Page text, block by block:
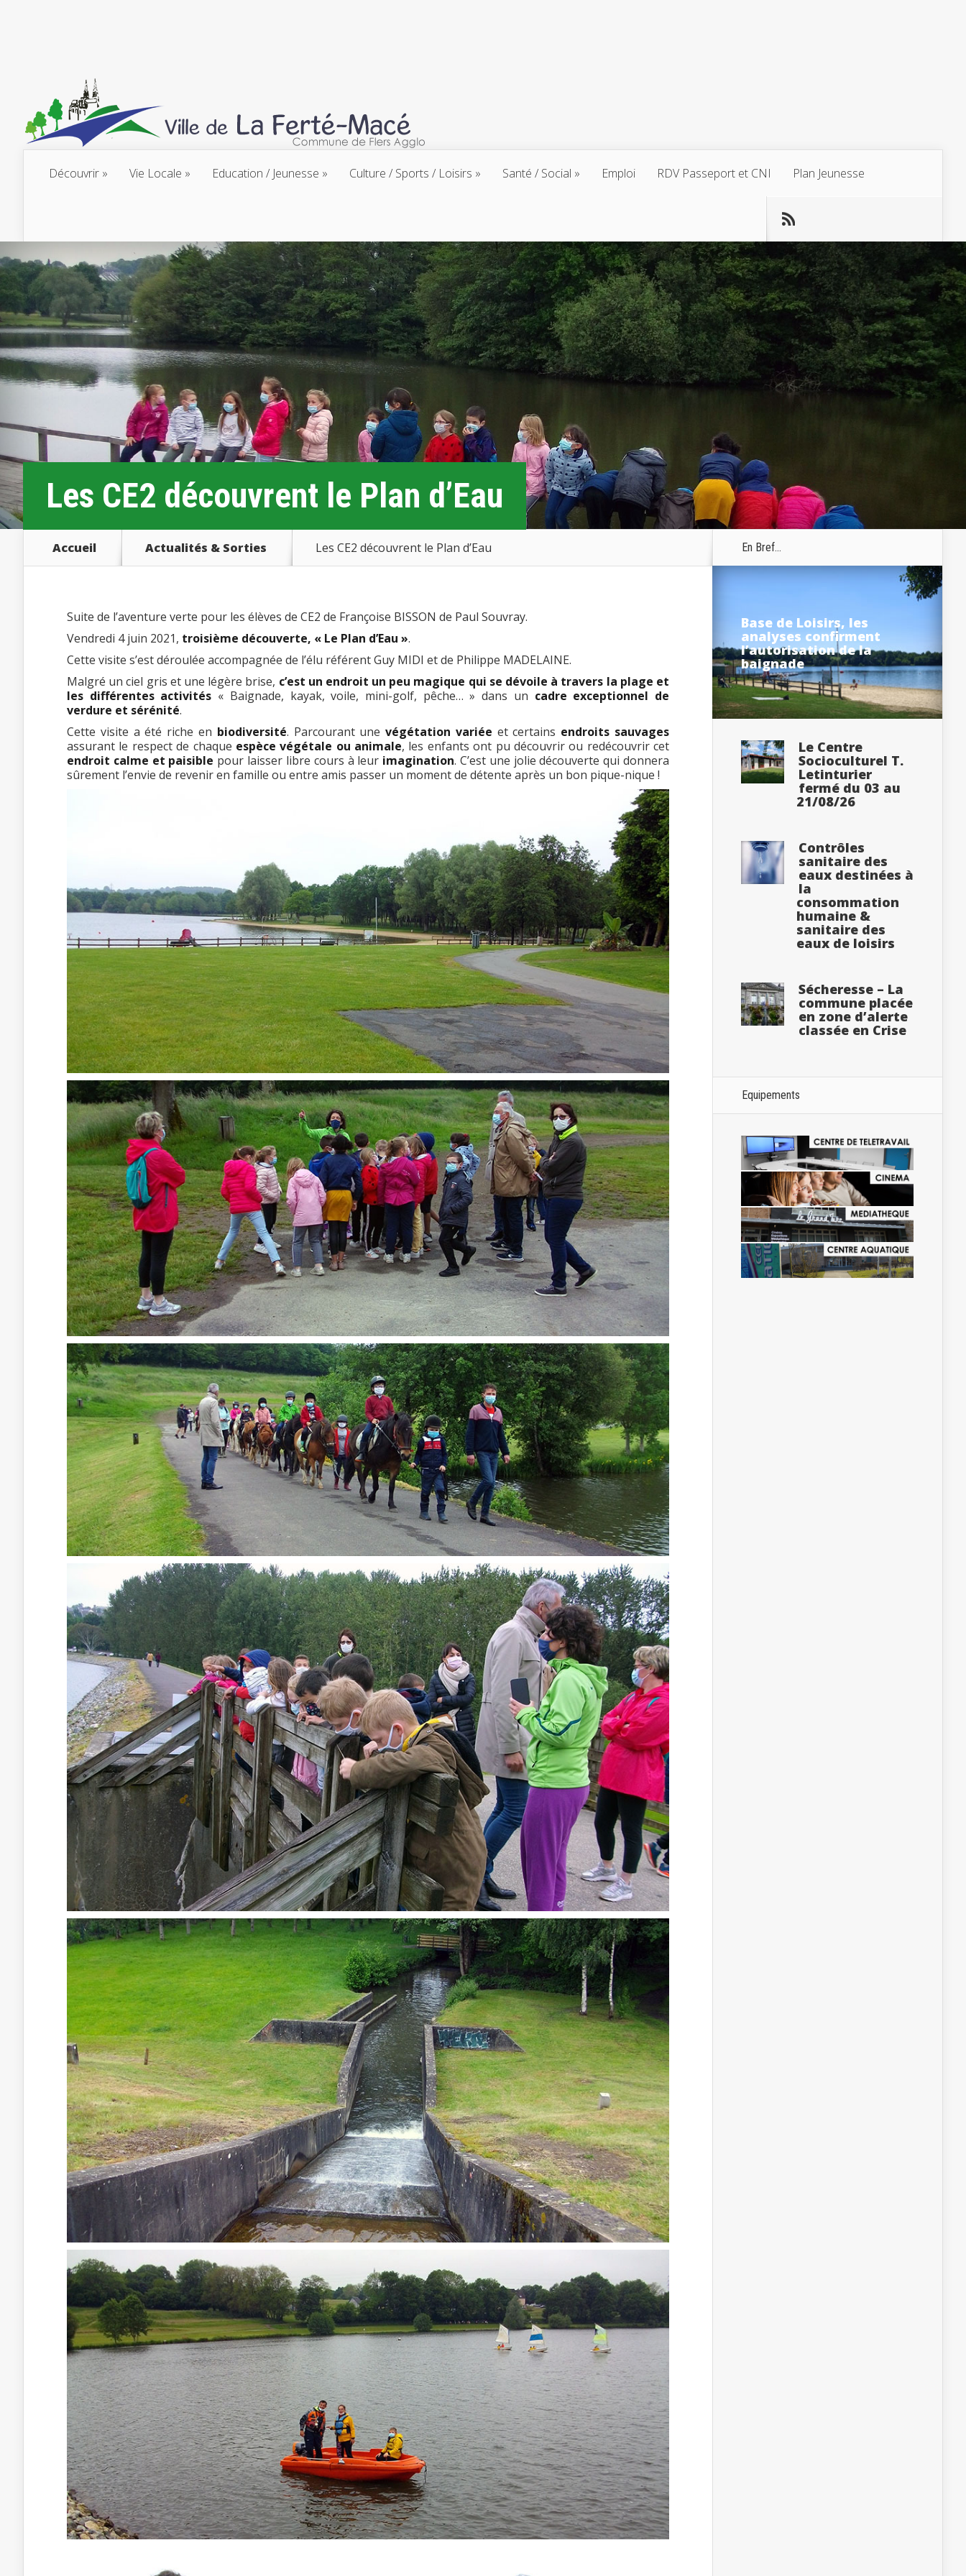
Découvrir Vie Locale Education / Jeunesse Culture / Sports / Loisirs Santé / Social Emploi RDV Passeport et CNI Plan Jeunesse
Les CE2 découvrent le Plan d’Eau
Accueil Actualités & Sorties Les CE2 découvrent le Plan d’Eau
Suite de l’aventure verte pour les élèves de CE2 de Françoise BISSON de Paul Souvray.
Vendredi 4 juin 2021, troisième découverte, « Le Plan d’Eau ».
Cette visite s’est déroulée accompagnée de l’élu référent Guy MIDI et de Philippe MADELAINE.
Malgré un ciel gris et une légère brise, c’est un endroit un peu magique qui se dévoile à travers la plage et
les différentes activités « Baignade, kayak, voile, mini-golf, pêche… » dans un cadre exceptionnel de
verdure et sérénité.
Cette visite a été riche en biodiversité. Parcourant une végétation variée et certains endroits sauvages
assurant le respect de chaque espèce végétale ou animale, les enfants ont pu découvrir ou redécouvrir cet
endroit calme et paisible pour laisser libre cours à leur imagination. C’est une jolie découverte qui donnera
sûrement l’envie de revenir en famille ou entre amis passer un moment de détente après un bon pique-nique !
En Bref...
Base de Loisirs, les
analyses confirment
l’autorisation de la
baignade
Le Centre
Socioculturel T.
Letinturier
fermé du 03 au
21/08/26
Contrôles
sanitaire des
eaux destinées à
la
consommation
humaine &
sanitaire des
eaux de loisirs
Sécheresse – La
commune placée
en zone d’alerte
classée en Crise
Equipements